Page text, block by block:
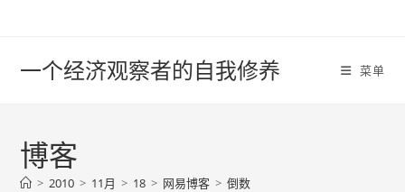
一个经济观察者的自我修养 菜单
博客
> 2010 > 11月 > 18 > 网易博客 > 倒数